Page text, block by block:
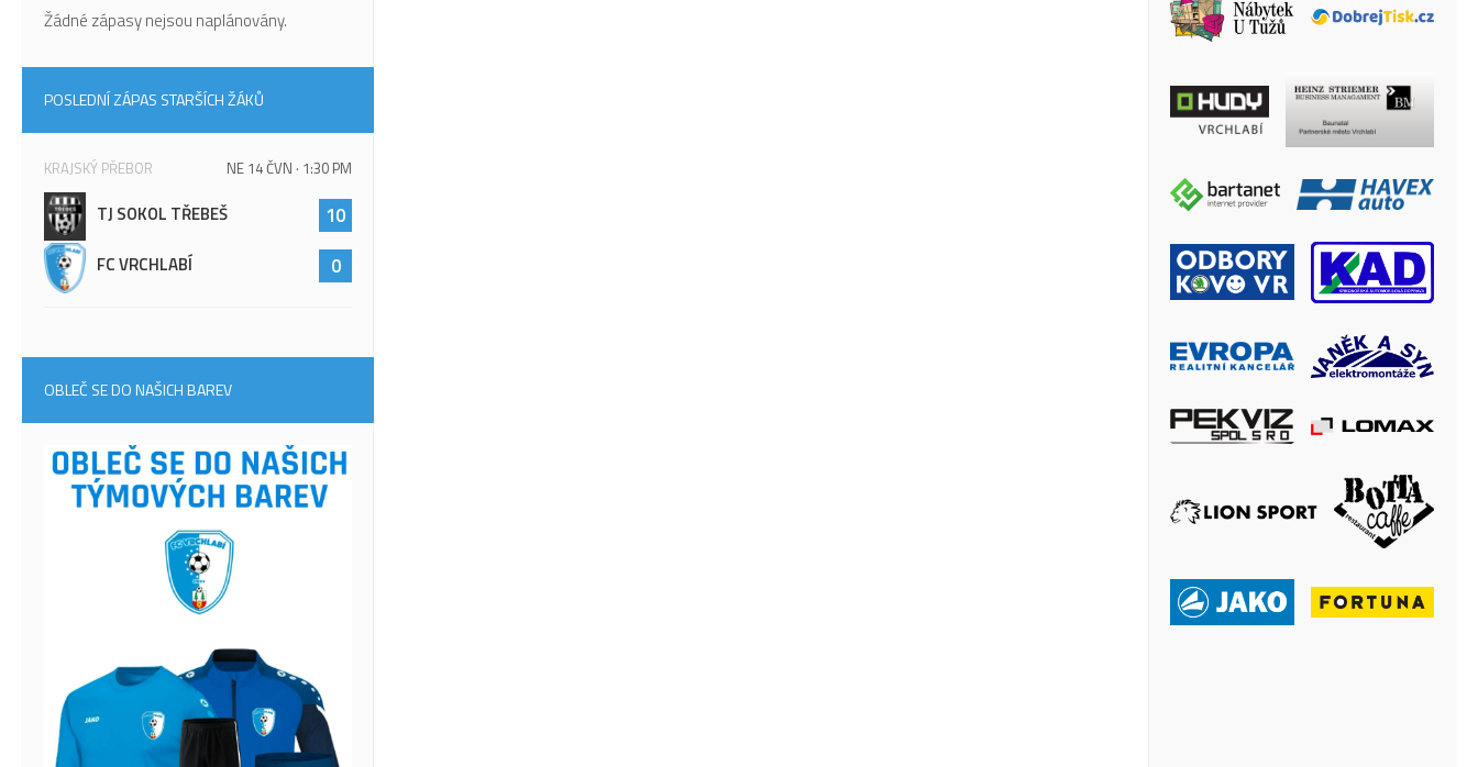
Žádné zápasy nejsou naplánovány.
POSLEDNÍ ZÁPAS STARŠÍCH ŽÁKŮ
KRAJSKÝ PŘEBOR NE 14 ČVN · 1:30 PM
TJ SOKOL TŘEBEŠ 10
FC VRCHLABÍ 0
OBLEČ SE DO NAŠICH BAREV